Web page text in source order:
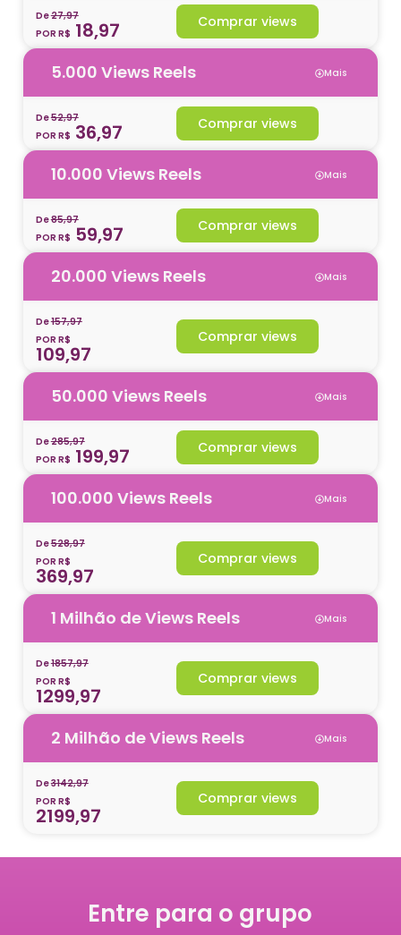
De27,97
POR R$ 18,97 Comprar views
5.000 Views Reels Mais
De52,97
POR R$ 36,97 Comprar views
10.000 Views Reels Mais
De85,97
POR R$ 59,97 Comprar views
20.000 Views Reels Mais
De157,97
POR R$
109,97
Comprar views
50.000 Views Reels Mais
De285,97
POR R$ 199,97 Comprar views
100.000 Views Reels Mais
De528,97
POR R$
369,97
Comprar views
1 Milhão de Views Reels Mais
De1857,97
POR R$
1299,97
Comprar views
2 Milhão de Views Reels Mais
De3142,97
POR R$
2199,97
Comprar views
Entre para o grupo